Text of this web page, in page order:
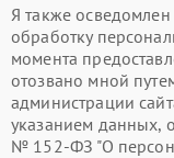
Я также осведомлен
обработку
момента
отозвано мной
администрации
указанием данных,
№ 152-ФЗ "О